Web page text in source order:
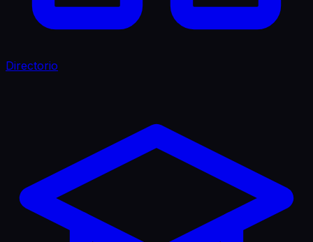
Directorio